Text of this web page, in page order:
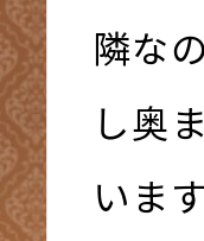
隣な
し奥
います